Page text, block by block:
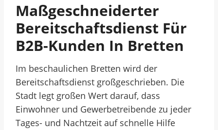
Maßgeschneiderter
Bereitschaftsdienst Für
B2B-Kunden In Bretten
Im beschaulichen Bretten wird der
Bereitschaftsdienst großgeschrieben. Die
Stadt legt großen Wert darauf, dass
Einwohner und Gewerbetreibende zu jeder
Tages- und Nachtzeit auf schnelle Hilfe